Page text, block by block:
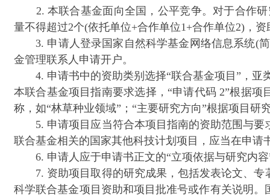
2. 本联合基金面向全国，公平竞争。对于合作研
量不得超过2个(依托单位+合作单位1+合作单位2)，
3. 申请人登录国家自然科学基金网络信息系统(简
金管理联系人申请开户。
4. 申请书中的资助类别选择“联合基金项目”，亚类
本联合基金项目指南要求选择，“申请代码 2”根据
称，如“林草种业领域”；“主要研究方向”根据项目
5. 申请项目应当符合本项目指南的资助范围与要
联合基金相关的国家其他科技计划项目，应当在申
6. 申请人应于申请书正文的“立项依据与研究内容
7. 资助项目取得的研究成果，包括发表论文、专
科学联合基金项目资助和项目批准号或作有关说明